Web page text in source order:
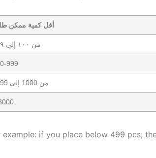
أقل كمية ممكن
من ١٠٠ إلى ٤٩٩
999
من 1000 إلى 1999
example: if you place below 499 pcs,